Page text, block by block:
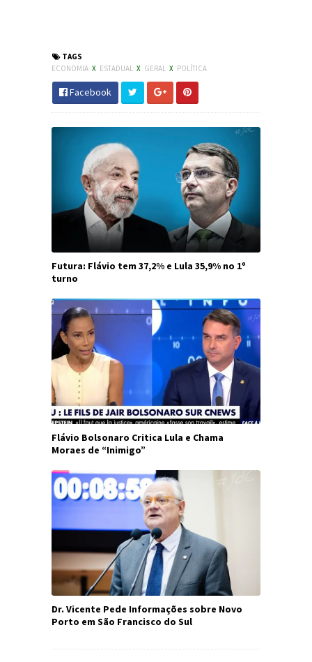
TAGS
ECONOMIA X ESTADUAL X GERAL X POLÍTICA
Facebook
Futura: Flávio tem 37,2% e Lula 35,9% no 1º
turno
Flávio Bolsonaro Critica Lula e Chama
Moraes de “Inimigo”
Dr. Vicente Pede Informações sobre Novo
Porto em São Francisco do Sul